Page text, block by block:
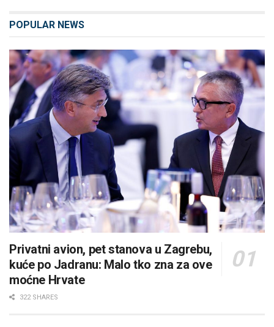
POPULAR NEWS
Privatni avion, pet stanova u Zagrebu,
kuće po Jadranu: Malo tko zna za ove
moćne Hrvate
322 SHARES